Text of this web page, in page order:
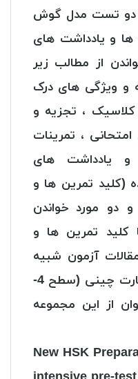
دو تست مدل گوش
ها و یادداشت های
از مطالب زیر
ویژگی های درک
، تجزیه و
، تمرینات
و یادداشت های
(کلید تمرین ها و
دو مورد خواندن
تمرین ها و
آزمون شبیه
سازی شده برای آزمون مهارت چینی (سطح 4-
از این مجموعه
New HSK